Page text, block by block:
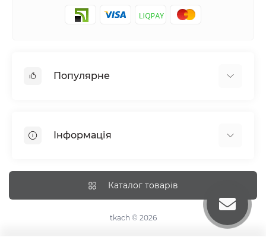
Популярне
Простирадла на резинці
Інформація
Доставка
Каталог товарів
tkach © 2026